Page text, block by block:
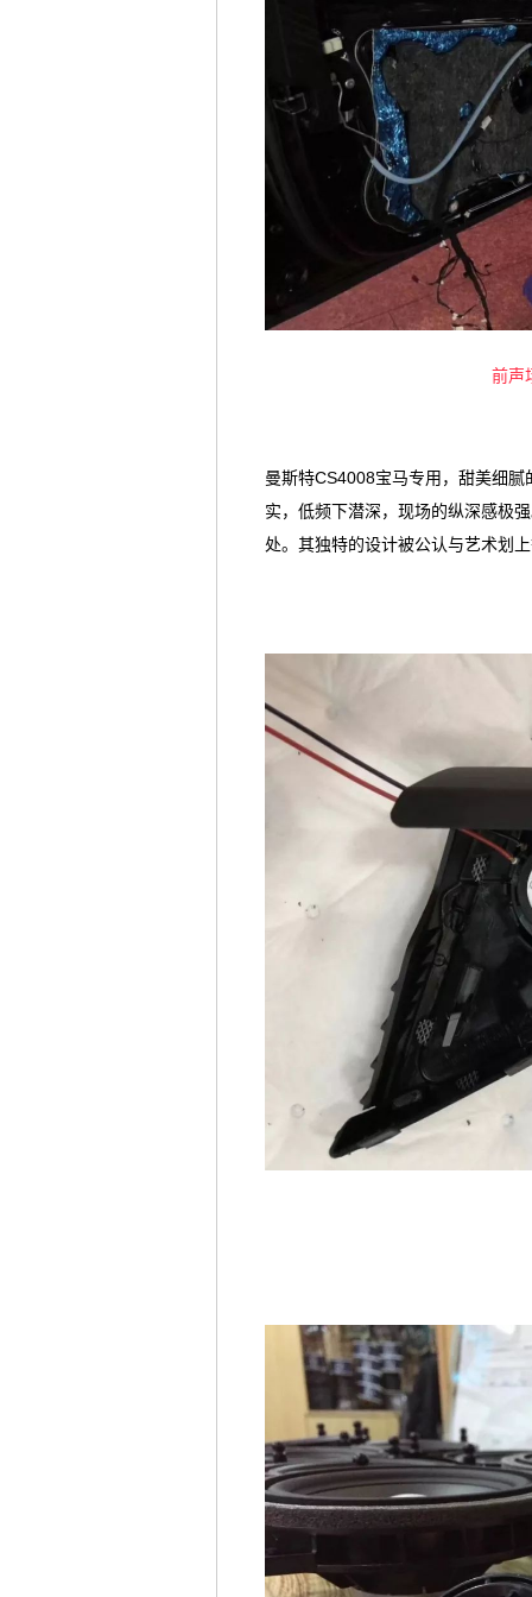
前声
曼斯特CS4008宝马专用，甜美细
实，低频下潜深，现场的纵深感极
处。其独特的设计被公认与艺术划